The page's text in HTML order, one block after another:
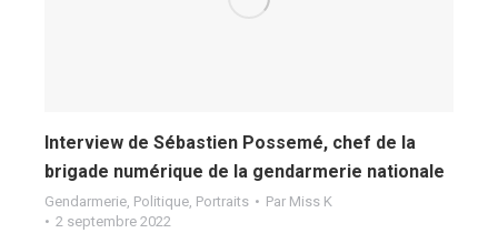
Interview de Sébastien Possemé, chef de la
brigade numérique de la gendarmerie nationale
Gendarmerie, Politique, Portraits Par Miss K
2 septembre 2022